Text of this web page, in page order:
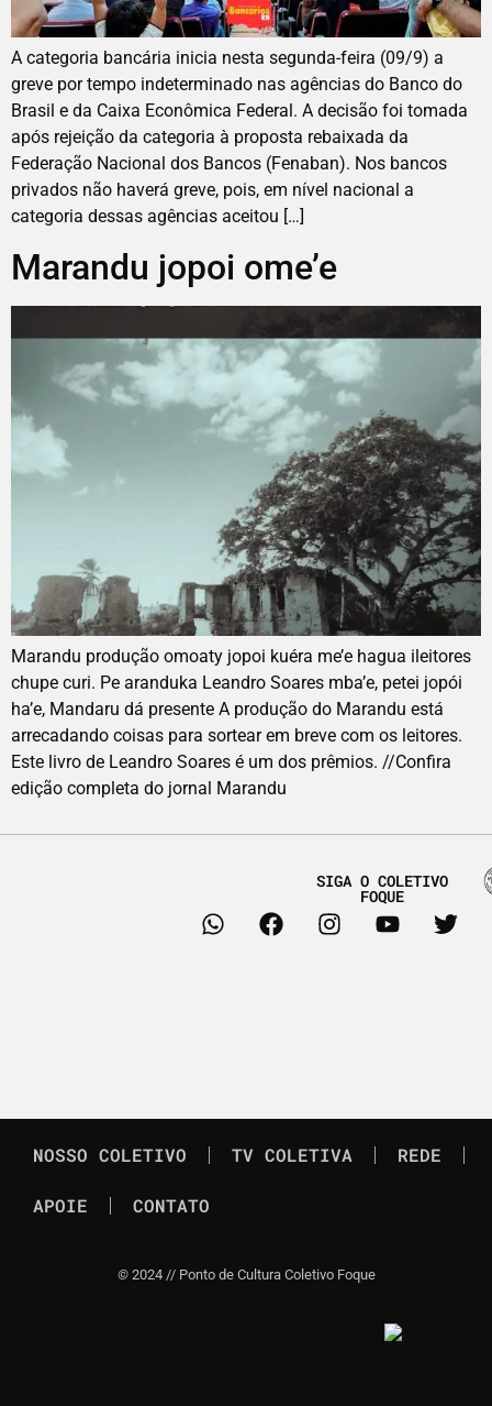
A categoria bancária inicia nesta segunda-feira (09/9) a
greve por tempo indeterminado nas agências do Banco do
Brasil e da Caixa Econômica Federal. A decisão foi tomada
após rejeição da categoria à proposta rebaixada da
Federação Nacional dos Bancos (Fenaban). Nos bancos
privados não haverá greve, pois, em nível nacional a
categoria dessas agências aceitou […]
Marandu jopoi ome’e
Marandu produção omoaty jopoi kuéra me’e hagua ileitores
chupe curi. Pe aranduka Leandro Soares mba’e, petei jopói
ha’e, Mandaru dá presente A produção do Marandu está
arrecadando coisas para sortear em breve com os leitores.
Este livro de Leandro Soares é um dos prêmios. //Confira
edição completa do jornal Marandu
SIGA O COLETIVO
FOQUE
NOSSO COLETIVO TV COLETIVA REDE
APOIE CONTATO
© 2024 // Ponto de Cultura Coletivo Foque